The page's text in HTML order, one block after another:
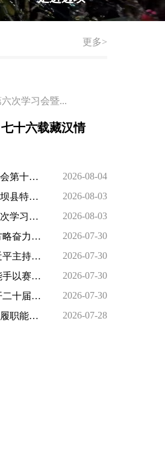
更多>
次学习会暨...
十六载藏汉情
拉萨举行
2026-08-04
建设工作
2026-08-03
题读书班
2026-08-03
现代化建设
2026-07-30
重要讲话
2026-07-30
展风采
2026-07-30
记习近平主持会议
2026-07-30
圆满结业
2026-07-28